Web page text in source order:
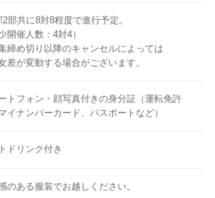
2部共に8対8程度で進行予定。
開催人数：4対4）
締め切り以降のキャンセルによっては
差が変動する場合がございます。
トフォン・顔写真付きの身分証（運転免許
イナンバーカード、パスポートなど）
ドリンク付き
のある服装でお越しください。